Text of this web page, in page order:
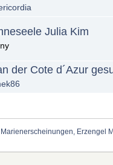
Julia Kim
der Cote d´Azur
Erzengel